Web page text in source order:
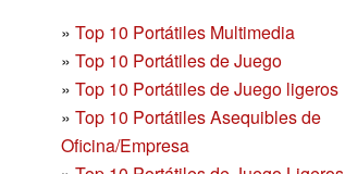
» Top 10 Portátiles Multimedia
» Top 10 Portátiles de Juego
» Top 10 Portátiles de Juego ligeros
» Top 10 Portátiles Asequibles de
Oficina/Empresa